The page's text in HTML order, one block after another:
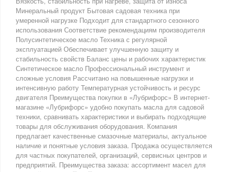
Минеральный продукт Бытовая садовая техника при
умеренной нагрузке Подходит для стандартного сезонного
использования Соответствие рекомендациям производителя
Полусинтетическое масло Техника с регулярной
эксплуатацией Обеспечивает улучшенную защиту и
стабильность свойств Баланс цены и рабочих характеристик
Синтетическое масло Профессиональный инструмент и
сложные условия Рассчитано на повышенные нагрузки и
интенсивную работу Температурная устойчивость и ресурс
двигателя Преимущества покупки в «Лубрифорс» В интернет-
магазине «Лубрифорс» удобно покупать масла для садовой
техники, сравнивать характеристики и выбирать подходящие
товары для обслуживания оборудования. Компания
предлагает качественные смазочные материалы, актуальное
наличие и понятные условия заказа. Продажа осуществляется
для частных покупателей, организаций, сервисных центров и
предприятий. Преимущества заказа: ассортимент масел для